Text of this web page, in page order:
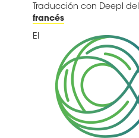
Traducción con Deepl del
francés
El